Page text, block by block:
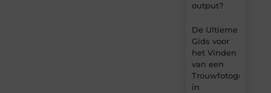
output?
De Ultieme
Gids voor
het Vinden
van een
Trouwfotograaf
in